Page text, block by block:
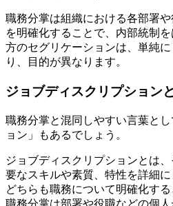
職務分掌は組織における各部署
を明確化することで、内部統制
方のセグリケーションは、単純
り、目的が異なります。
ジョブディスクリプション
職務分掌と混同しやすい言葉と
ョン」もあるでしょう。
ジョブディスクリプションとは
要なスキルや素質、特性を詳細に
どちらも職務について明確化す
職務分掌は部署や役職などの個人